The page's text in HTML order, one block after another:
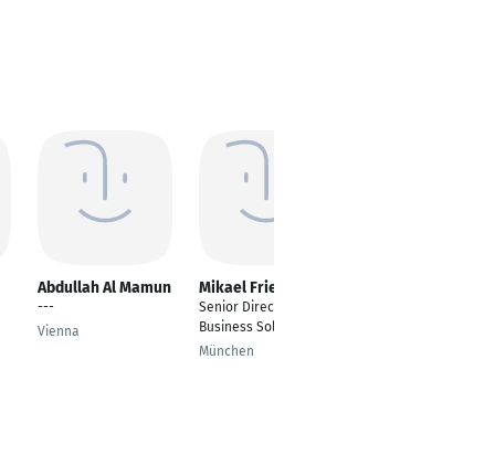
Abdullah Al Mamun
---
Vienna
Mikael Fries
Senior Director of
Business Solutions
München